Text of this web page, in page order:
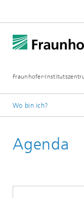
Fraunhofer-
Wo bin ich?
Veranstaltungen
Agenda